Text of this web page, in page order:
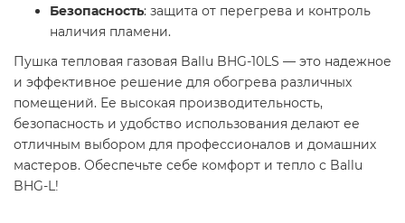
Безопасность: защита от перегрева и контроль
наличия пламени.​
Пушка тепловая газовая Ballu BHG-10LS — это надежное
и эффективное решение для обогрева различных
помещений. Ее высокая производительность,
безопасность и удобство использования делают ее
отличным выбором для профессионалов и домашних
мастеров. Обеспечьте себе комфорт и тепло с Ballu
BHG-L!​